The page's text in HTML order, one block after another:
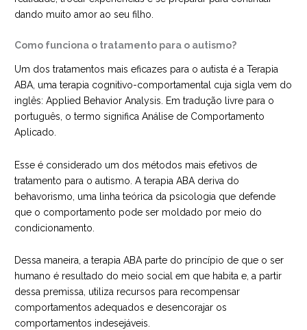
dando muito amor ao seu filho.
Como funciona o tratamento para o autismo?
Um dos tratamentos mais eficazes para o autista é a Terapia
ABA, uma terapia cognitivo-comportamental cuja sigla vem do
inglês: Applied Behavior Analysis. Em tradução livre para o
português, o termo significa Análise de Comportamento
Aplicado.
Esse é considerado um dos métodos mais efetivos de
tratamento para o autismo. A terapia ABA deriva do
behavorismo, uma linha teórica da psicologia que defende
que o comportamento pode ser moldado por meio do
condicionamento.
Dessa maneira, a terapia ABA parte do princípio de que o ser
humano é resultado do meio social em que habita e, a partir
dessa premissa, utiliza recursos para recompensar
comportamentos adequados e desencorajar os
comportamentos indesejáveis.